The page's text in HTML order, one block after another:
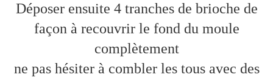
Déposer ensuite 4 tranches de brioche de
façon à recouvrir le fond du moule
complètement
ne pas hésiter à combler les tous avec des